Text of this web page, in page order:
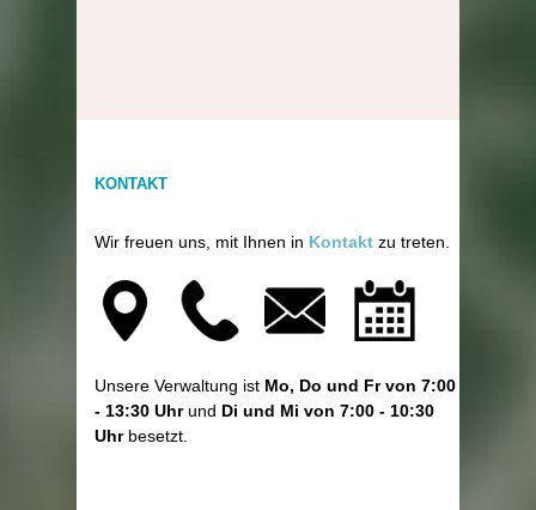
KONTAKT
Wir freuen uns, mit Ihnen in Kontakt zu treten.
Unsere Verwaltung ist Mo, Do und Fr von 7:00
- 13:30 Uhrund Di und Mi von 7:00 - 10:30
Uhrbesetzt.